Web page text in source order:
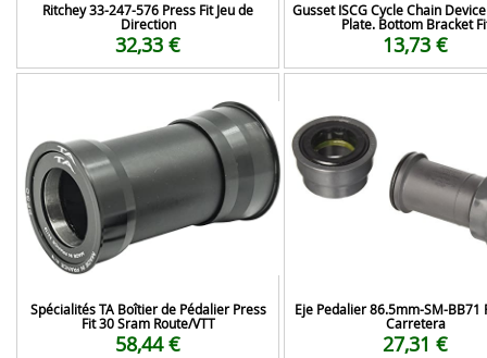
Ritchey 33-247-576 Press Fit Jeu de
Direction
32,33 €
Gusset ISCG Cycle Chain
Plate. Bottom Bracket
13,73 €
Spécialités TA Boîtier de Pédalier Press
Fit 30 Sram Route/VTT
58,44 €
Eje Pedalier 86.5mm-SM-BB71
Carretera
27,31 €